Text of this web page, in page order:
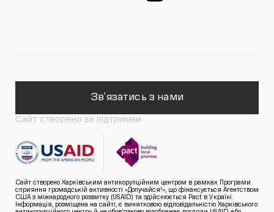
Зв'язатись з нами
Сайт створено за підтримки
Сайт створено Харківським антикорупційним центром в рамках Програми
сприяння громадській активності «Долучайся!», що фінансується Агентством
США з міжнародного розвитку (USAID) та здійснюється Pact в Україні.
Інформація, розміщена на сайті, є винятковою відповідальністю Харківського